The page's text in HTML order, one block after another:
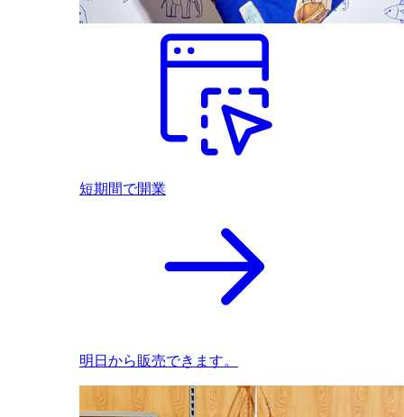
短期間で開業
明日から販売できます。